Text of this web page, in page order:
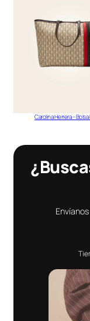
Carolina Herrera –